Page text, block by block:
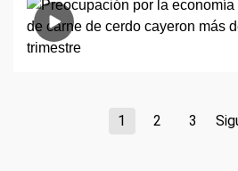
1 2 3